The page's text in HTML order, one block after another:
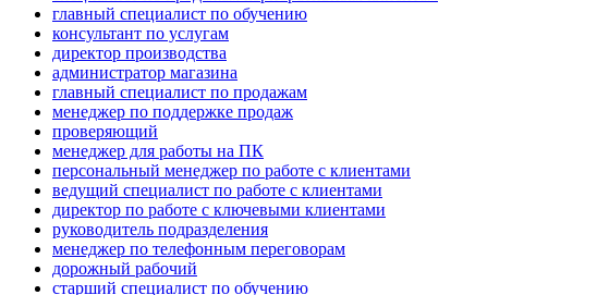
главный специалист по обучению
консультант по услугам
директор производства
администратор магазина
главный специалист по продажам
менеджер по поддержке продаж
проверяющий
менеджер для работы на ПК
персональный менеджер по работе с клиентами
ведущий специалист по работе с клиентами
директор по работе с ключевыми клиентами
руководитель подразделения
менеджер по телефонным переговорам
дорожный рабочий
старший специалист по обучению